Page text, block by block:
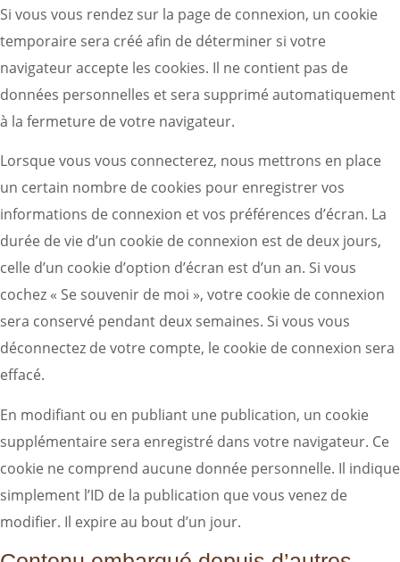
Si vous vous rendez sur la page de connexion, un cookie
temporaire sera créé afin de déterminer si votre
navigateur accepte les cookies. Il ne contient pas de
données personnelles et sera supprimé automatiquement
à la fermeture de votre navigateur.
Lorsque vous vous connecterez, nous mettrons en place
un certain nombre de cookies pour enregistrer vos
informations de connexion et vos préférences d’écran. La
durée de vie d’un cookie de connexion est de deux jours,
celle d’un cookie d’option d’écran est d’un an. Si vous
cochez « Se souvenir de moi », votre cookie de connexion
sera conservé pendant deux semaines. Si vous vous
déconnectez de votre compte, le cookie de connexion sera
effacé.
En modifiant ou en publiant une publication, un cookie
supplémentaire sera enregistré dans votre navigateur. Ce
cookie ne comprend aucune donnée personnelle. Il indique
simplement l’ID de la publication que vous venez de
modifier. Il expire au bout d’un jour.